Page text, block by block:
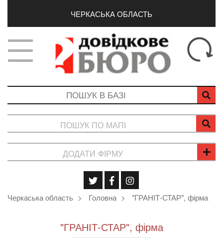
ЧЕРКАСЬКА ОБЛАСТЬ
ПОШУК ПО МАПІ
ДОДАТИ ФІРМУ
Черкаська область Головна "ГРАНІТ-СТАР", фірма
"ГРАНІТ-СТАР", фірма